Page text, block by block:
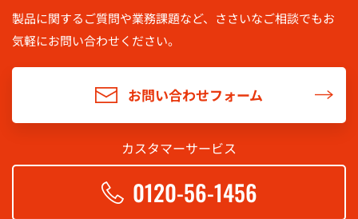
製品に関するご質問や業務課題など、ささいなご相談でもお
気軽にお問い合わせください。
お問い合わせフォーム
カスタマーサービス
0120-56-1456